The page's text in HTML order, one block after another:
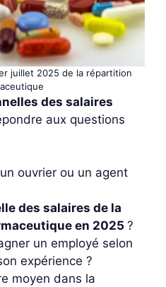
juillet 2025 de la répartition
des salaires
aux questions
ouvrier ou un agent
des salaires de la
en 2025 ?
un employé selon
expérience ?
moyen dans la